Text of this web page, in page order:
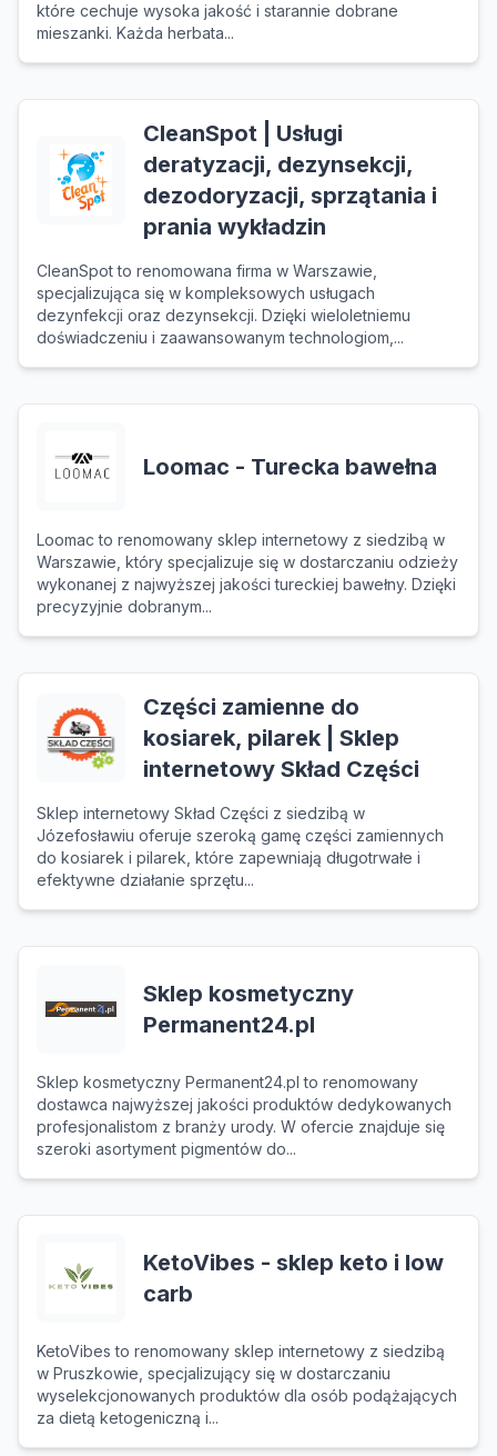
które cechuje wysoka jakość i starannie dobrane
mieszanki. Każda herbata...
CleanSpot | Usługi
deratyzacji, dezynsekcji,
dezodoryzacji, sprzątania i
prania wykładzin
CleanSpot to renomowana firma w Warszawie,
specjalizująca się w kompleksowych usługach
dezynfekcji oraz dezynsekcji. Dzięki wieloletniemu
doświadczeniu i zaawansowanym technologiom,...
Loomac - Turecka bawełna
Loomac to renomowany sklep internetowy z siedzibą w
Warszawie, który specjalizuje się w dostarczaniu odzieży
wykonanej z najwyższej jakości tureckiej bawełny. Dzięki
precyzyjnie dobranym...
Części zamienne do
kosiarek, pilarek | Sklep
internetowy Skład Części
Sklep internetowy Skład Części z siedzibą w
Józefosławiu oferuje szeroką gamę części zamiennych
do kosiarek i pilarek, które zapewniają długotrwałe i
efektywne działanie sprzętu...
Sklep kosmetyczny
Permanent24.pl
Sklep kosmetyczny Permanent24.pl to renomowany
dostawca najwyższej jakości produktów dedykowanych
profesjonalistom z branży urody. W ofercie znajduje się
szeroki asortyment pigmentów do...
KetoVibes - sklep keto i low
carb
KetoVibes to renomowany sklep internetowy z siedzibą
w Pruszkowie, specjalizujący się w dostarczaniu
wyselekcjonowanych produktów dla osób podążających
za dietą ketogeniczną i...